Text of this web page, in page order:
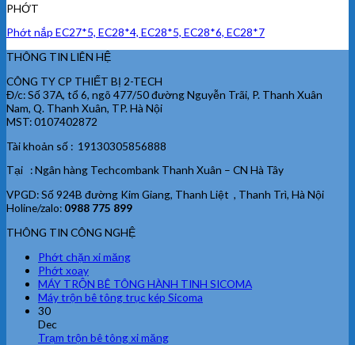
PHỚT
Phớt nắp EC27*5, EC28*4, EC28*5, EC28*6, EC28*7
THÔNG TIN LIÊN HỆ
CÔNG TY CP THIẾT BỊ 2-TECH
Đ/c: Số 37A, tổ 6, ngõ 477/50 đường Nguyễn Trãi, P. Thanh Xuân
Nam, Q. Thanh Xuân, TP. Hà Nội
MST: 0107402872
Tài khoản số : 19130305856888
Tại : Ngân hàng Techcombank Thanh Xuân – CN Hà Tây
VPGD: Số 924B đường Kim Giang, Thanh Liệt , Thanh Trì, Hà Nội
Holine/zalo: 0988 775 899
THÔNG TIN CÔNG NGHỆ
Phớt chặn xi măng
Phớt xoay
MÁY TRỘN BÊ TÔNG HÀNH TINH SICOMA
Máy trộn bê tông trục kép Sicoma
30
Dec
Trạm trộn bê tông xi măng